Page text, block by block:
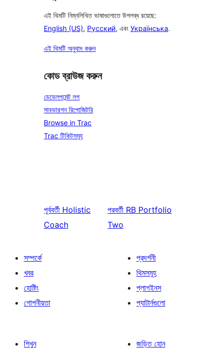
এই থিমটি নিম্নলিখিত ভাষাগুলোতে উপলব্ধ রয়েছে:
English (US), Русский, এবং Українська.
এই থিমটি অনুবাদ করুন
কোড ব্রাউজ করুন
ডেভেলপমেন্ট লগ
সাবভারশন রিপোজিটরি
Browse in Trac
Trac টিকিটসমূহ
পূর্ববর্তী Holistic
Coach
পরবর্তী RB Portfolio
Two
সম্পর্কে
খবর
হোষ্টিং
গোপনীয়তা
প্রদর্শনী
থিমসমূহ
প্লাগইনস
প্যাটার্নগুলো
শিখুন
জড়িত হোন